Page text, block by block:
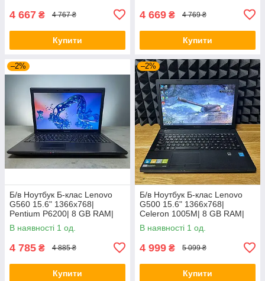
4 667 ₴ 4 767 ₴
Купити
4 669 ₴ 4 769 ₴
Купити
–2%
Б/в Ноутбук Б-клас Lenovo
G560 15.6" 1366x768|
Pentium P6200| 8 GB RAM|
120 GB SSD| HD
В наявності 1 од.
4 785 ₴ 4 885 ₴
Купити
–2%
Б/в Ноутбук Б-клас Lenovo
G500 15.6" 1366x768|
Celeron 1005M| 8 GB RAM|
128 GB SSD| HD
В наявності 1 од.
4 999 ₴ 5 099 ₴
Купити